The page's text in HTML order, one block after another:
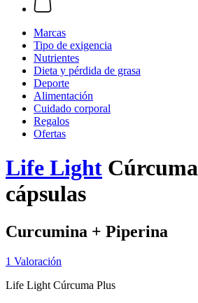
Marcas
Tipo de exigencia
Nutrientes
Dieta y pérdida de grasa
Deporte
Alimentación
Cuidado corporal
Regalos
Ofertas
Life Light
cápsulas
Curcumina + Piperina
1 Valoración
Life Light Cúrcuma Plus